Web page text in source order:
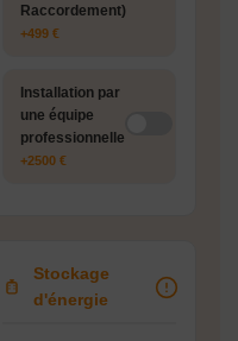
Raccordement)
+499 €
Installation par
une équipe
professionnelle
+2500 €
Stockage
d'énergie